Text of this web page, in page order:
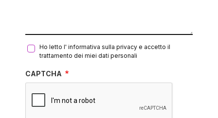
Ho letto l' informativa sulla privacy e accetto il
trattamento dei miei dati personali
CAPTCHA